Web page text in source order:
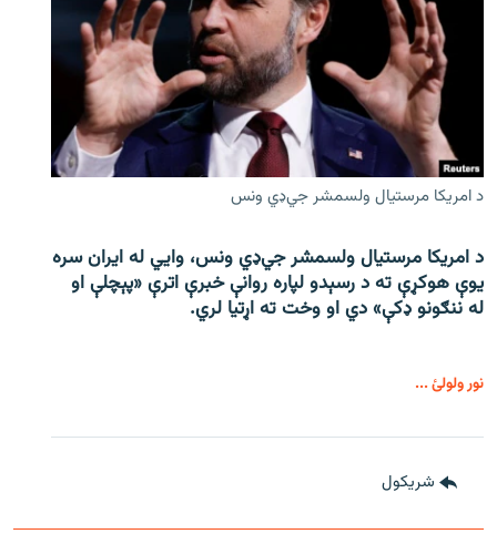
د امریکا مرستیال ولسمشر جي‌ډي ونس
د امریکا مرستیال ولسمشر جي‌ډي ونس، وايي له ایران سره
یوې هوکړې ته د رسېدو لپاره روانې خبرې اترې «پېچلې او
له ننګونو ډکې» دي او وخت ته اړتیا لري.
نور ولولئ ...
شريکول